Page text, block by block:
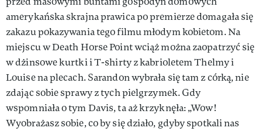
amerykańska skrajna prawica po premierze domagała się
zakazu pokazywania tego filmu młodym kobietom. Na
miejscu w Death Horse Point wciąż można zaopatrzyć się
w dżinsowe kurtki i T-shirty z kabrioletem Thelmy i
Louise na plecach. Sarandon wybrała się tam z córką, nie
zdając sobie sprawy z tych pielgrzymek. Gdy
wspomniała o tym Davis, ta aż krzyknęła: „Wow!
Wyobrażasz sobie, co by się działo, gdyby spotkali nas